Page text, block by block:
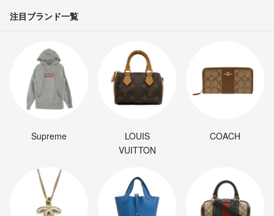
注目ブランド一覧
Supreme
LOUIS
VUITTON
COACH